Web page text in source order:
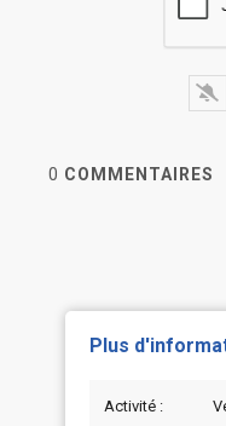
0 COMMENTAIRES
Plus
Activité :